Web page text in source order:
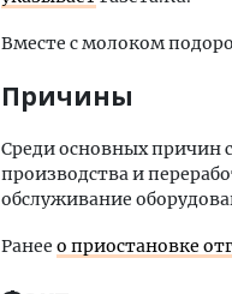
Вместе с молоком
Причины
Среди основных причин
производства и
обслуживание
Ранее о приостановке